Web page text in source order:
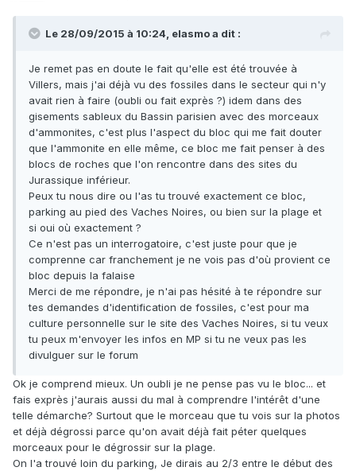
Le 28/09/2015 à 10:24, elasmo a dit :
Je remet pas en doute le fait qu'elle est été trouvée à
Villers, mais j'ai déjà vu des fossiles dans le secteur qui n'y
avait rien à faire (oubli ou fait exprès ?) idem dans des
gisements sableux du Bassin parisien avec des morceaux
d'ammonites, c'est plus l'aspect du bloc qui me fait douter
que l'ammonite en elle même, ce bloc me fait penser à des
blocs de roches que l'on rencontre dans des sites du
Jurassique inférieur.
Peux tu nous dire ou l'as tu trouvé exactement ce bloc,
parking au pied des Vaches Noires, ou bien sur la plage et
si oui où exactement ?
Ce n'est pas un interrogatoire, c'est juste pour que je
comprenne car franchement je ne vois pas d'où provient ce
bloc depuis la falaise
Merci de me répondre, je n'ai pas hésité à te répondre sur
tes demandes d'identification de fossiles, c'est pour ma
culture personnelle sur le site des Vaches Noires, si tu veux
tu peux m'envoyer les infos en MP si tu ne veux pas les
divulguer sur le forum
Ok je comprend mieux. Un oubli je ne pense pas vu le bloc... et
fais exprès j'aurais aussi du mal à comprendre l'intérêt d'une
telle démarche? Surtout que le morceau que tu vois sur la photos
et déjà dégrossi parce qu'on avait déjà fait péter quelques
morceaux pour le dégrossir sur la plage.
On l'a trouvé loin du parking, Je dirais au 2/3 entre le début des